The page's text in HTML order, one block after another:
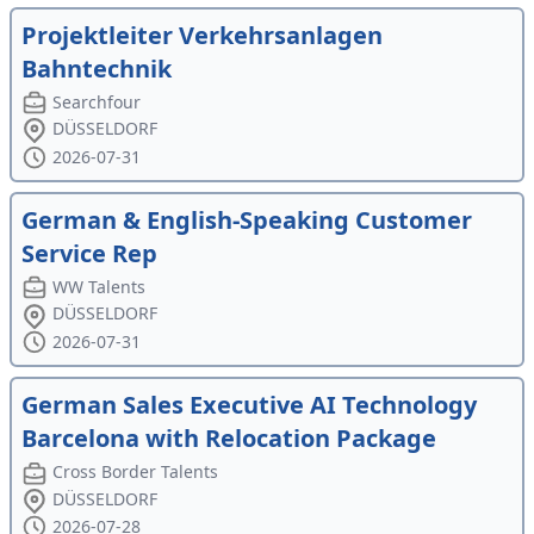
Projektleiter Verkehrsanlagen
Bahntechnik
Searchfour
DÜSSELDORF
2026-07-31
German & English-Speaking Customer
Service Rep
WW Talents
DÜSSELDORF
2026-07-31
German Sales Executive AI Technology
Barcelona with Relocation Package
Cross Border Talents
DÜSSELDORF
2026-07-28